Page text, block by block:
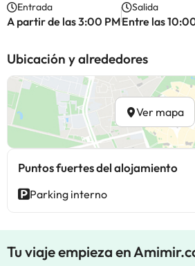
Entrada
A partir de las 3:00 PM
Salida
Entre las
Ubicación y alrededores
Ver mapa
Puntos fuertes del alojamiento
Parking interno
Tu viaje empieza en